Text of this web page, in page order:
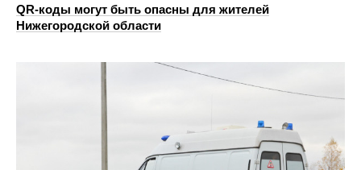
QR-коды могут быть опасны для жителей
Нижегородской области